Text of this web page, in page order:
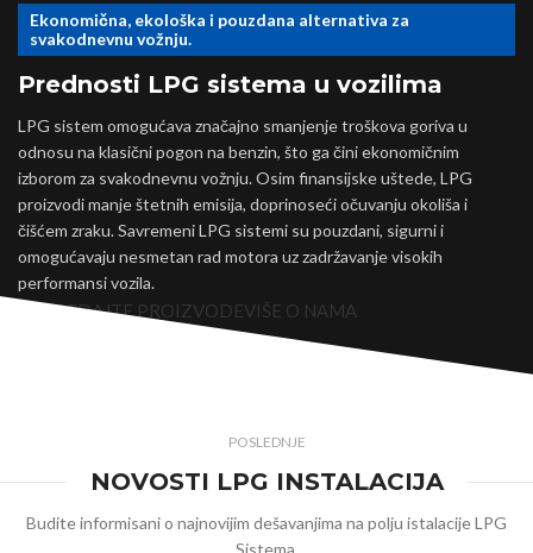
Ekonomična, ekološka i pouzdana alternativa za
svakodnevnu vožnju.
Prednosti LPG sistema u vozilima
LPG sistem omogućava značajno smanjenje troškova goriva u
odnosu na klasični pogon na benzin, što ga čini ekonomičnim
izborom za svakodnevnu vožnju. Osim finansijske uštede, LPG
proizvodi manje štetnih emisija, doprinoseći očuvanju okoliša i
čišćem zraku. Savremeni LPG sistemi su pouzdani, sigurni i
omogućavaju nesmetan rad motora uz zadržavanje visokih
performansi vozila.
POGLEDAJTE PROIZVODEVIŠE O NAMA
POSLEDNJE
NOVOSTI LPG INSTALACIJA
Budite informisani o najnovijim dešavanjima na polju istalacije LPG
Sistema.